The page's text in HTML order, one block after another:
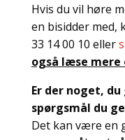
Hvis du vil høre
en bisidder med,
33 14 00 10 eller
også læse mere
Er der noget,
spørgsmål du
Det kan være en